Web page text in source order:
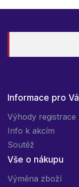
Informace pro
Výhody registrace
Info k akcím
Soutěž
Vše o nákupu
Výměna zboží